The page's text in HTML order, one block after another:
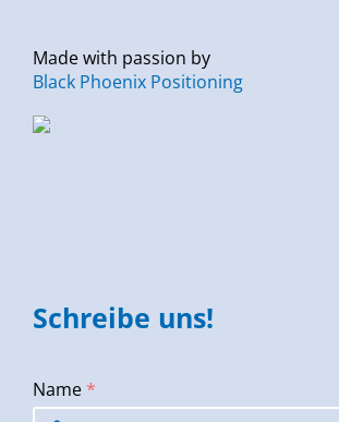
Made with passion by
Black Phoenix Positioning
Schreibe uns!
Name *